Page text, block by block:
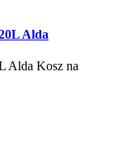
Alda
Alda Kosz na